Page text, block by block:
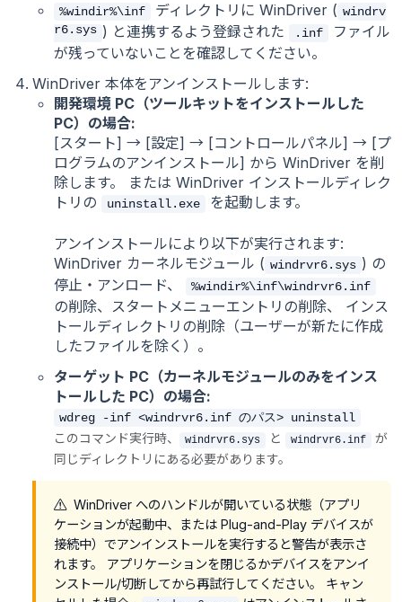
%windir%\inf ディレクトリに WinDriver ( windrv
r6.sys ) と連携するよう登録された .inf
ファイル
が残っていないことを確認してください。
WinDriver 本体をアンインストールします:
開発環境 PC（ツールキットをインストールした
PC）の場合:
[スタート] → [設定] → [コントロールパネル] → [プ
ログラムのアンインストール] から WinDriver を削
除します。 または WinDriver インストールディレク
トリの
uninstall.exe を起動します。
アンインストールにより以下が実行されます:
WinDriver カーネルモジュール ( windrvr6.sys ) の
停止・アンロード、
%windir%\inf\windrvr6.inf
の削除、スタートメニューエントリの削除、 インス
トールディレクトリの削除（ユーザーが新たに作成
したファイルを除く）。
ターゲット PC（カーネルモジュールのみをインス
トールした PC）の場合:
wdreg -inf <windrvr6.inf のパス> uninstall
このコマンド実行時、 windrvr6.sys と windrvr6.inf が
同じディレクトリにある必要があります。
WinDriver へのハンドルが開いている状態（アプリ
ケーションが起動中、または Plug-and-Play デバイスが
接続中）でアンインストールを実行すると警告が表示さ
れます。 アプリケーションを閉じるかデバイスをアンイ
ンストール/切断してから再試行してください。 キャン